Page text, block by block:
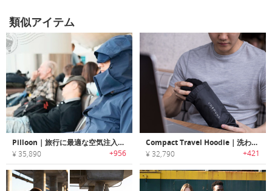
類似アイテム
Pilloon｜旅行に最適な空気注入式トラベルピロー搭載多機能トラベルジャケット「パルーンジャケット」
¥ 35,890 +956
Compact Travel Hoodie｜洗わずに長期着用可能な軽量/コンパクトトラベルパーカー「コンパクトトラベルフーディー」
¥ 32,790 +421